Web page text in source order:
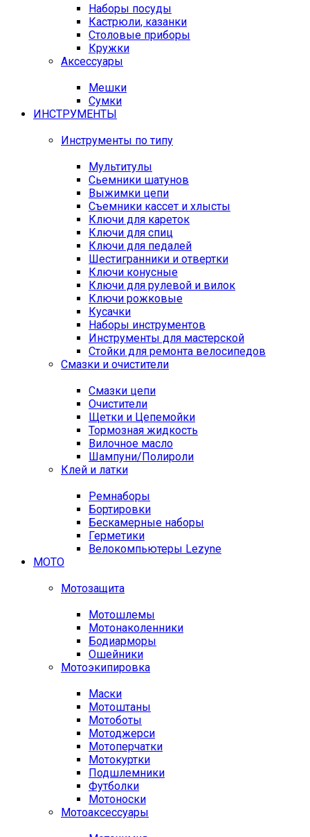
Наборы посуды
Кастрюли, казанки
Столовые приборы
Кружки
Аксессуары
Мешки
Сумки
ИНСТРУМЕНТЫ
Инструменты по типу
Мультитулы
Сьемники шатунов
Выжимки цепи
Съемники кассет и хлысты
Ключи для кареток
Ключи для спиц
Ключи для педалей
Шестигранники и отвертки
Ключи конусные
Ключи для рулевой и вилок
Ключи рожковые
Кусачки
Наборы инструментов
Инструменты для мастерской
Стойки для ремонта велосипедов
Смазки и очистители
Смазки цепи
Очистители
Щетки и Цепемойки
Тормозная жидкость
Вилочное масло
Шампуни/Полироли
Клей и латки
Ремнаборы
Бортировки
Бескамерные наборы
Герметики
Велокомпьютеры Lezyne
МОТО
Мотозащита
Мотошлемы
Мотонаколенники
Бодиарморы
Ошейники
Мотоэкипировка
Маски
Мотоштаны
Мотоботы
Мотоджерси
Мотоперчатки
Мотокуртки
Подшлемники
Футболки
Мотоноски
Мотоаксессуары